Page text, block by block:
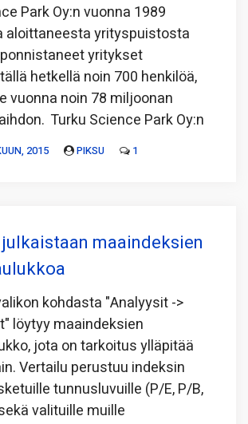
Park Oy:n vuonna 1989
aloittaneesta yrityspuistosta
yritykset
hetkellä noin 700 henkilöä,
vuonna noin 78 miljoonan
Turku Science Park Oy:n
2015 PIKSU 1
maaindeksien
kohdasta "Analyysit ->
löytyy maaindeksien
jota on tarkoitus ylläpitää
Vertailu perustuu indeksin
tunnusluvuille (P/E, P/B,
valituille muille